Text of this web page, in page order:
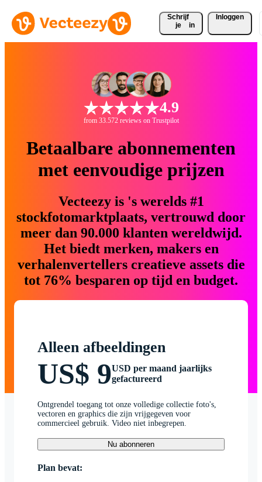
Schrijf
je
in
Inloggen
4.9
from 33.572 reviews on Trustpilot
Betaalbare abonnementen
met eenvoudige prijzen
Vecteezy is 's werelds #1
stockfotomarktplaats, vertrouwd door
meer dan 90.000 klanten wereldwijd.
Het biedt merken, makers en
verhalenvertellers creatieve assets die
tot 76% besparen op tijd en budget.
Alleen afbeeldingen
US$ 9USD per maand jaarlijks
gefactureerd
Ontgrendel toegang tot onze volledige collectie foto's,
vectoren en graphics die zijn vrijgegeven voor
commercieel gebruik. Video niet inbegrepen.
Nu abonneren
Plan bevat: